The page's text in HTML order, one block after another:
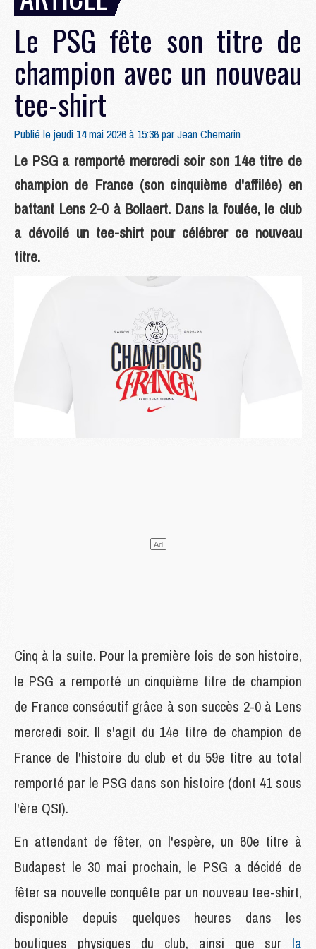
Le PSG fête son titre de
champion avec un nouveau
tee-shirt
Publié le jeudi 14 mai 2026 à 15:36 parJean Chemarin
Le PSG a remporté mercredi soir son 14e titre de
champion de France (son cinquième d'affilée) en
battant Lens 2-0 à Bollaert. Dans la foulée, le club
a dévoilé un tee-shirt pour célébrer ce nouveau
titre.
Cinq à la suite. Pour la première fois de son histoire,
le PSG a remporté un cinquième titre de champion
de France consécutif grâce à son succès 2-0 à Lens
mercredi soir. Il s'agit du 14e titre de champion de
France de l'histoire du club et du 59e titre au total
remporté par le PSG dans son histoire (dont 41 sous
l'ère QSI).
En attendant de fêter, on l'espère, un 60e titre à
Budapest le 30 mai prochain, le PSG a décidé de
fêter sa nouvelle conquête par un nouveau tee-shirt,
disponible depuis quelques heures dans les
boutiques physiques du club, ainsi que sur la